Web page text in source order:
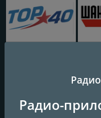
Радио-